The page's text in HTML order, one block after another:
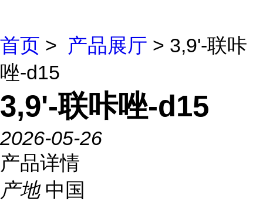
首页 > 产品展厅 > 3,9'-联咔
唑-d15
3,9'-联咔唑-d15
2026-05-26
产品详情
产地 中国